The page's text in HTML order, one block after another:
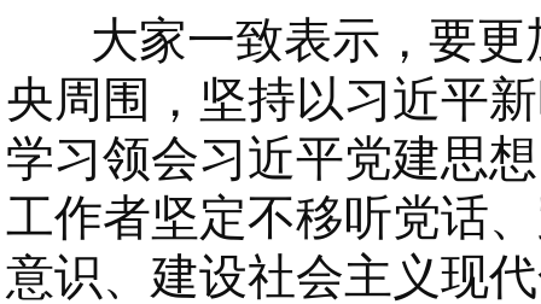
大家一致表示，要更
央周围，坚持以习近平
学习领会习近平党建思
工作者坚定不移听党话
意识、建设社会主义现